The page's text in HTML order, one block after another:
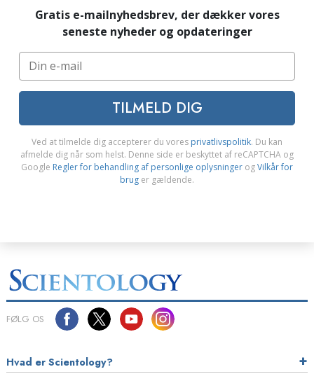
Gratis e-mailnyhedsbrev, der dækker vores
seneste nyheder og opdateringer
TILMELD DIG
Ved at tilmelde dig accepterer du vores privatlivspolitik. Du kan
afmelde dig når som helst. Denne side er beskyttet af reCAPTCHA og
Google Regler for behandling af personlige oplysninger ogVilkår for
brug er gældende.
FØLG OS
Hvad er Scientology?